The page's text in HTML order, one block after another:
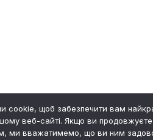
cookie, щоб забезпечити вам
веб-сайті. Якщо ви продовжуєте
ми вважатимемо, що ви ним